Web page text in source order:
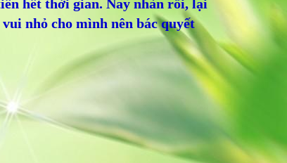
hết thời gian. Nay nhàn rỗi, lại
nhỏ cho mình nên bác quyết